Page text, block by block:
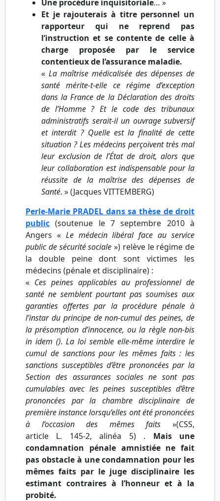
Une procédure inquisitoriale… »
Et je rajouterais à titre personnel un
rapporteur qui ne reprend pas
l’instruction et se contente de celle à
charge proposée par le service
contentieux de l’assurance maladie.
« La maîtrise médicalisée des dépenses de
santé mérite-t-elle ce régime d’exception
dans la France de la Déclaration des droits
de l’Homme ? Et le code des tribunaux
administratifs serait-il un ouvrage subversif
et interdit ? Quelle est la finalité de cette
situation ? Les médecins perçoivent très mal
leur exclusion de l’État de droit, alors que
leur collaboration est indispensable pour la
réussite de la maîtrise des dépenses de
Santé. » (Jacques VITTEMBERG)
Perle-Marie PRADEL dans sa thèse de droit
public (soutenue le 7 septembre 2010 à
Angers « Le médecin libéral face au service
public de sécurité sociale ») relève le régime de
la double peine dont sont victimes les
médecins (pénale et disciplinaire) :
« Ces peines applicables au professionnel de
santé ne semblent pourtant pas soumises aux
garanties offertes par la procédure pénale à
l’instar du principe de non-cumul des peines, de
la présomption d’innocence, ou la règle non-bis
in idem (). La loi semble elle-même interdire le
cumul de sanctions pour les mêmes faits : les
sanctions susceptibles d’être prononcées par la
Section des assurances sociales ne sont pas
cumulables avec les peines susceptibles d’être
prononcées par la chambre disciplinaire de
première instance lorsqu’elles ont été prononcées
à l’occasion des mêmes faits »(CSS,
article L. 145-2, alinéa 5) . Mais une
condamnation pénale amnistiée ne fait
pas obstacle à une condamnation pour les
mêmes faits par le juge disciplinaire les
estimant contraires à l’honneur et à la
probité.